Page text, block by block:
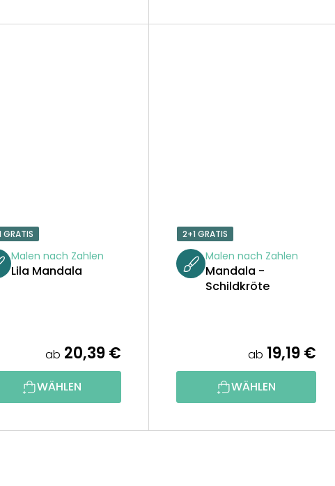
GRATIS
Malen nach Zahlen
Lila Mandala
ab 20,39 €
WÄHLEN
2+1 GRATIS
Malen nach Zahlen
Mandala -
Schildkröte
ab 19,19 €
WÄHLEN